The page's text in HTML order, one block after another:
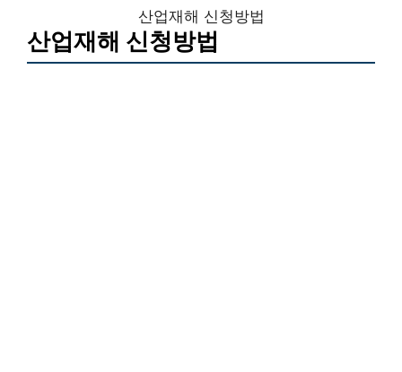
산업재해 신청방법
산업재해 신청방법